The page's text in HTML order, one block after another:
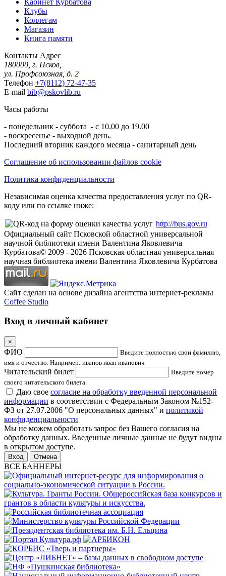
Клубы
Коллегам
Магазин
Книга памяти
Контакты Адрес
180000, г. Псков,
ул. Профсоюзная, д. 2
Телефон +7(8112) 72-47-35
E-mail bib@pskovlib.ru
Часы работы
- понедельник - суббота - с 10.00 до 19.00
- воскресенье - выходной день.
Последний вторник каждого месяца - санитарный день
Соглашение об использовании файлов cookie
Политика конфиденциальности
Независимая оценка качества предоставления услуг по QR-
коду или по ссылке ниже:
http://bus.gov.ru
Официальный сайт Псковской областной универсальной
научной библиотеки имени Валентина Яковлевича
Курбатова© 2009 - 2026 Псковская областная универсальная
научная библиотека имени Валентина Яковлевича Курбатова
Сайт сделан на основе дизайна агентства интернет-рекламы
Coffee Studio
Вход в личный кабинет
×
ФИО
Введите полностью свои фамилию,
имя и отчество. Например: иванов иван иванович
Читательский билет
Введите номер
своего читательского билета.
Даю свое согласие на обработку введенной персональной
информации в соответствии с Федеральным Законом №152-
ФЗ от 27.07.2006 "О персональных данных" и политикой
конфиденциальности
Мы не можем обработать запрос без Вашего согласия на
обработку данных. Введенные личные данные не будут видны
в открытом доступе.
Отмена
ВСЕ БАННЕРЫ